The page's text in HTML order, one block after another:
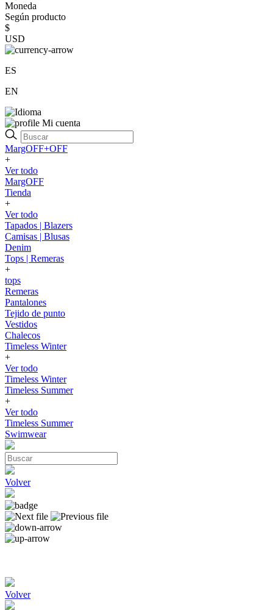
Moneda
Según producto
$
USD
ES
EN
Mi cuenta
MargOFF+OFF
+
Ver todo
MargOFF
Tienda
+
Ver todo
Tapados | Blazers
Camisas | Blusas
Denim
Tops | Remeras
+
tops
Remeras
Pantalones
Tejido de punto
Vestidos
Chalecos
Timeless Winter
+
Ver todo
Timeless Winter
Timeless Summer
+
Ver todo
Timeless Summer
Swimwear
Volver
Volver